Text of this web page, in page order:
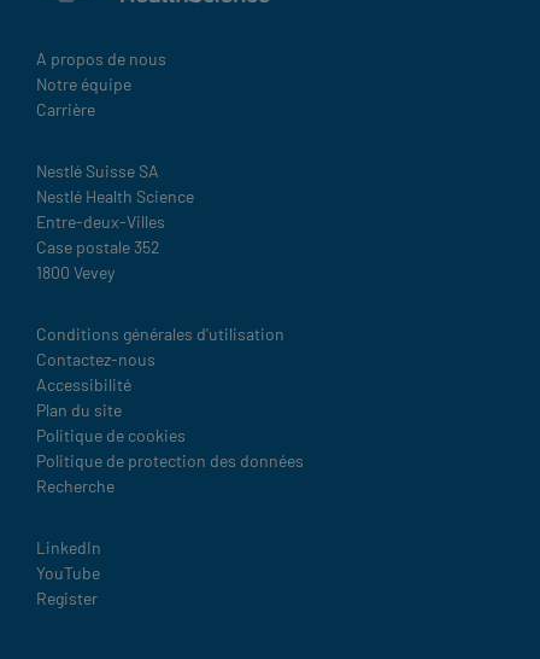
A propos de nous
Notre équipe
Carrière
Nestlé Suisse SA
Nestlé Health Science
Entre-deux-Villes
Case postale 352
1800 Vevey
Legal
Conditions générales d'utilisation
Contactez-nous
Accessibilité
Plan du site
Politique de cookies
Politique de protection des données
Recherche
Social
LinkedIn
YouTube
Register